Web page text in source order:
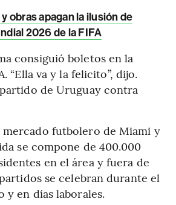
obras apagan la ilusión de
2026 de la FIFA
consiguió boletos en la
“Ella va y la felicito”, dijo.
de Uruguay contra
mercado futbolero de Miami y
se compone de 400.000
en el área y fuera de
se celebran durante el
y en días laborales.